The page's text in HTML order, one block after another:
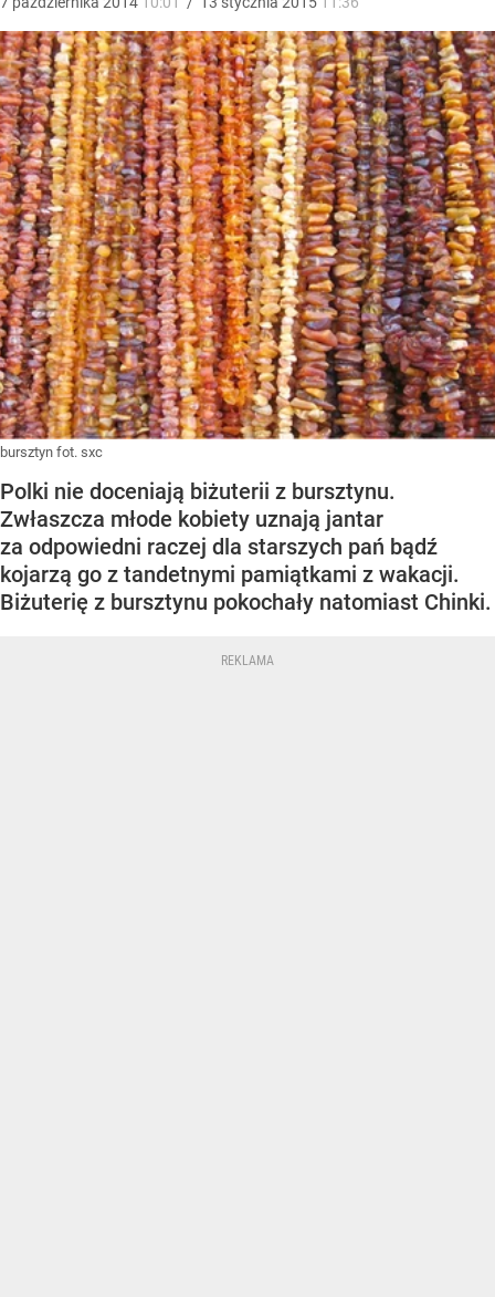
bursztyn fot. sxc
Polki nie doceniają biżuterii z bursztynu.
Zwłaszcza młode kobiety uznają jantar
za odpowiedni raczej dla starszych pań bądź
kojarzą go z tandetnymi pamiątkami z wakacji.
Biżuterię z bursztynu pokochały natomiast Chinki.